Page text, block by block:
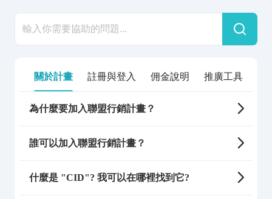
關於計畫 註冊與登入 佣金說明 推廣工具
為什麼要加入聯盟行銷計畫？
誰可以加入聯盟行銷計畫？
什麼是 "CID"? 我可以在哪裡找到它?